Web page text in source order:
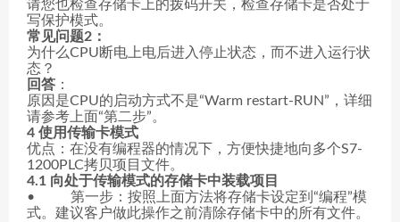
请您也检查存储卡上的拨码开关，检查存储卡是否处于
写保护模式。
常见问题2：
为什么CPU断电上电后进入停止状态，而不进入运行状
态？
回答 ：
原因是CPU的启动方式不是“Warm restart-RUN”，详细
请参考上面“第二步”。
4 使用传输卡模式
优点：在没有编程器的情况下，方便快捷地向多个S7-
1200PLC拷贝项目文件。
4.1 向处于传输模式的存储卡中装载项目
• 第一步：按照上面方法将存储卡设定到“编程”模
式。建议客户做此操作之前清除存储卡中的所有文件。